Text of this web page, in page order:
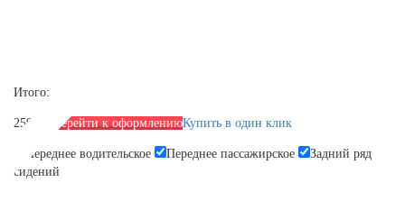
Итого:
2590 р. Перейти к оформлениюКупить в один клик
Переднее водительское Переднее пассажирское
Задний ряд
сидений